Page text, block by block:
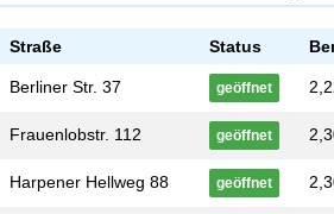
Straße Status
Berliner Str. 37 geöffnet
Frauenlobstr. 112 geöffnet
Harpener Hellweg 88 geöffnet